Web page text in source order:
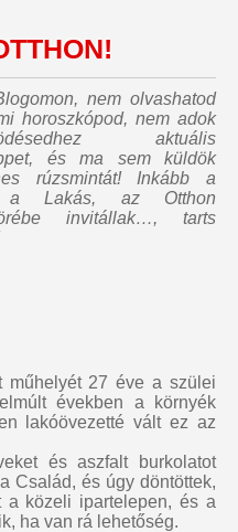
nem olvashatod
horoszkópod, nem adok
aktuális
és ma sem küldök
rúzsmintát! Inkább a
a Lakás, az Otthon
invitállak…, tarts
műhelyét 27 éve a szülei
években a környék
lakóövezetté vált ez az
és aszfalt burkolatot
Család, és úgy döntöttek,
a közeli ipartelepen, és a
ha van rá lehetőség.